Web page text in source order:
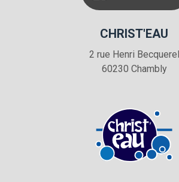
CHRIST'EAU
2 rue Henri Becquerel
60230 Chambly